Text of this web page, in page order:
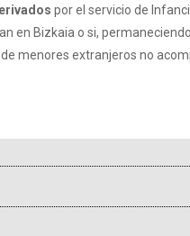
por el servicio de
en Bizkaia o si,
menores extranjeros no